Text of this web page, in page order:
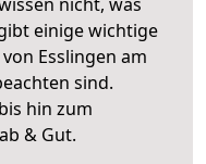
einige wichtige
Esslingen am
sind.
hin zum
& Gut.